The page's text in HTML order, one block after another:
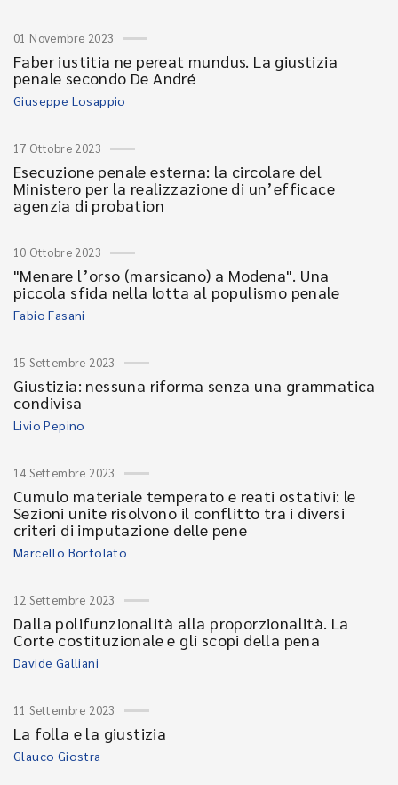
01 Novembre 2023
Faber iustitia ne pereat mundus. La giustizia
penale secondo De André
Giuseppe Losappio
17 Ottobre 2023
Esecuzione penale esterna: la circolare del
Ministero per la realizzazione di un’efficace
agenzia di probation
10 Ottobre 2023
"Menare l’orso (marsicano) a Modena". Una
piccola sfida nella lotta al populismo penale
Fabio Fasani
15 Settembre 2023
Giustizia: nessuna riforma senza una grammatica
condivisa
Livio Pepino
14 Settembre 2023
Cumulo materiale temperato e reati ostativi: le
Sezioni unite risolvono il conflitto tra i diversi
criteri di imputazione delle pene
Marcello Bortolato
12 Settembre 2023
Dalla polifunzionalità alla proporzionalità. La
Corte costituzionale e gli scopi della pena
Davide Galliani
11 Settembre 2023
La folla e la giustizia
Glauco Giostra